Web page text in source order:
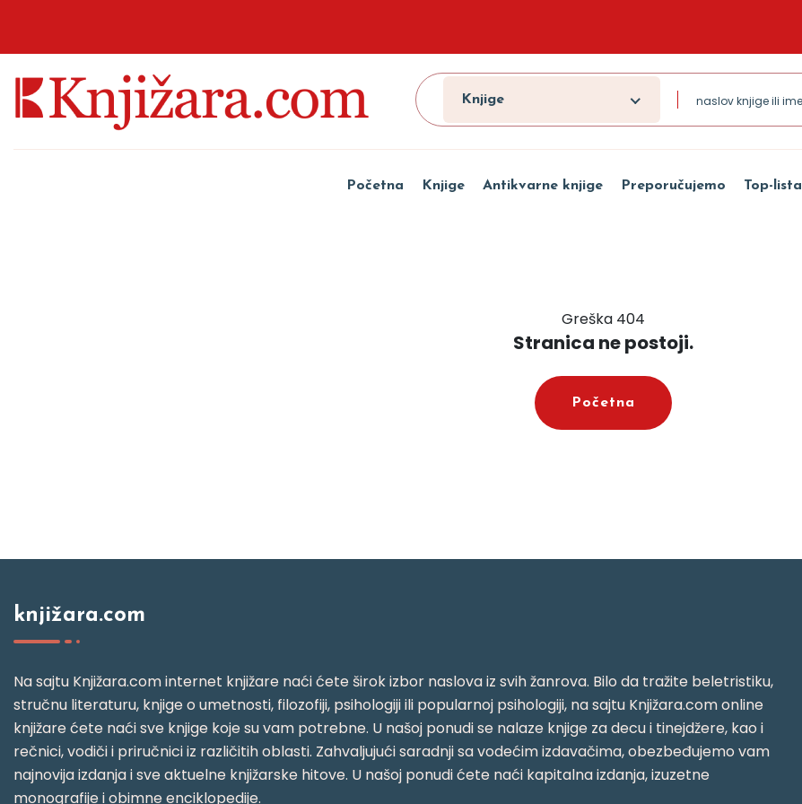
Knjige
Početna Knjige Antikvarne knjige Preporučujemo Top-lista
Greška 404
Stranica ne postoji.
Početna
knjižara.com
Na sajtu Knjižara.com internet knjižare naći ćete širok izbor naslova iz svih žanrova. Bilo da tražite beletristiku,
stručnu literaturu, knjige o umetnosti, filozofiji, psihologiji ili popularnoj psihologiji, na sajtu Knjižara.com online
knjižare ćete naći sve knjige koje su vam potrebne. U našoj ponudi se nalaze knjige za decu i tinejdžere, kao i
rečnici, vodiči i priručnici iz različitih oblasti. Zahvaljujući saradnji sa vodećim izdavačima, obezbeđujemo vam
najnovija izdanja i sve aktuelne knjižarske hitove. U našoj ponudi ćete naći kapitalna izdanja, izuzetne
monografije i obimne enciklopedije.